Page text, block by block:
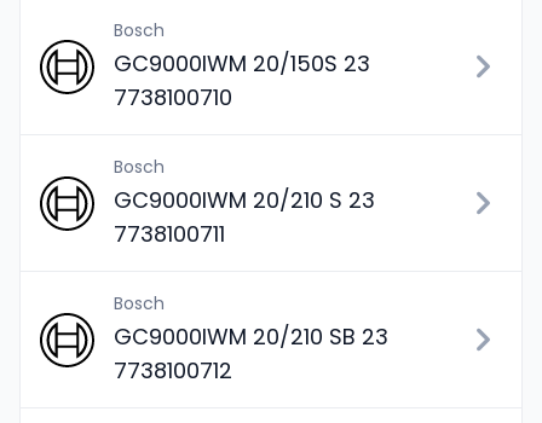
Bosch
GC9000IWM 20/150S 23
7738100710
Bosch
GC9000IWM 20/210 S 23
7738100711
Bosch
GC9000IWM 20/210 SB 23
7738100712